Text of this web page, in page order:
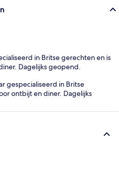
in Britse gerechten en is
Dagelijks geopend.
gespecialiseerd in Britse
ontbijt en diner. Dagelijks